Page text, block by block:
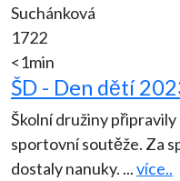
Suchánková
1722
<1min
ŠD - Den dětí
Školní družiny
sportovní soutěže. Za
dostaly nanuky. ...více..